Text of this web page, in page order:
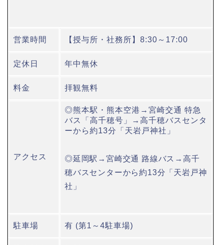
営業時間 【授与所・社務所】8:30～17:00
定休日 年中無休
料金 拝観無料
アクセス
◎熊本駅・熊本空港→宮崎交通 特急
バス「高千穂号」→高千穂バスセンタ
ーから約13分「天岩戸神社」
◎延岡駅→宮崎交通 路線バス→高千
穂バスセンターから約13分「天岩戸神
社」
駐車場 有 (第1～4駐車場)